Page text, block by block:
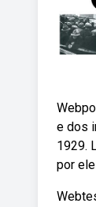
e dos
1929.
por